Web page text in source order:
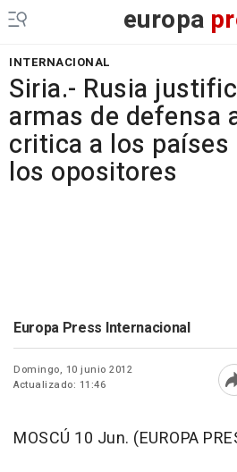
europa
INTERNACIONAL
Siria.- Rusia
armas de defensa
critica a los países
los opositores
Europa Press Internacional
Domingo, 10 junio 2012
Actualizado: 11:46
MOSCÚ 10 Jun. (EUROPA